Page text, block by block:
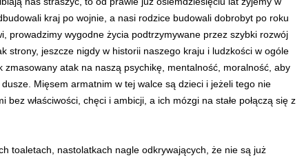
kraj po wojnie, a nasi rodzice budowali dobrobyt po roku
prowadzimy wygodne życia podtrzymywane przez szybki rozwój
strony, jeszcze nigdy w historii naszego kraju i ludzkości w ogóle
zmasowany atak na naszą psychikę, mentalność, moralność, aby
Mięsem armatnim w tej walce są dzieci i jeżeli tego nie
bez właściwości, chęci i ambicji, a ich mózgi na stałe połączą się z
toaletach, nastolatkach nagle odkrywających, że nie są już